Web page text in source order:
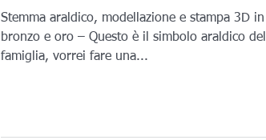
Stemma araldico, modellazione e stampa 3D
bronzo e oro – Questo è il simbolo araldico
famiglia, vorrei fare una...